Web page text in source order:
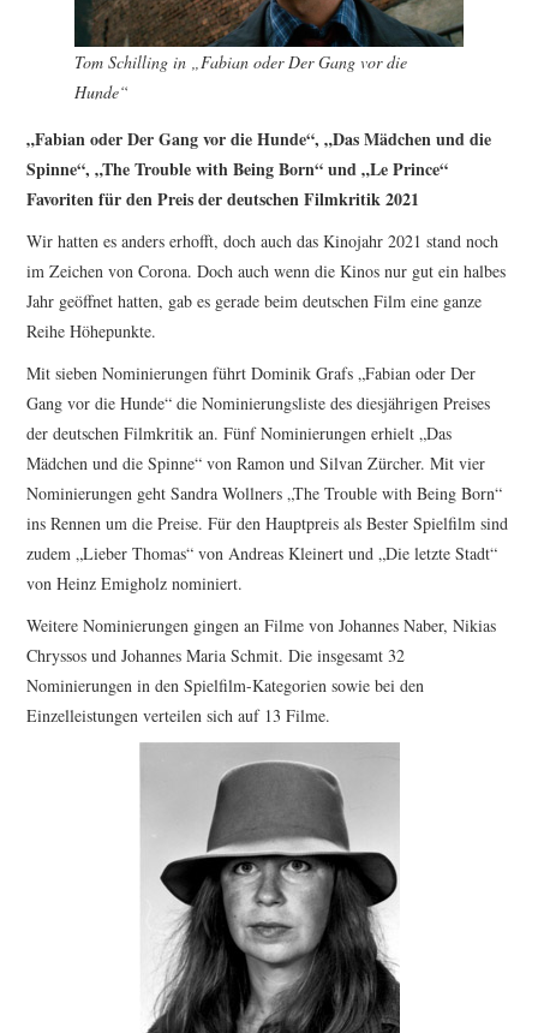
Tom Schilling in „Fabian oder Der Gang vor die
Hunde“
„Fabian oder Der Gang vor die Hunde“, „Das Mädchen und die
Spinne“, „The Trouble with Being Born“ und „Le Prince“
Favoriten für den Preis der deutschen Filmkritik 2021
Wir hatten es anders erhofft, doch auch das Kinojahr 2021 stand noch
im Zeichen von Corona. Doch auch wenn die Kinos nur gut ein halbes
Jahr geöffnet hatten, gab es gerade beim deutschen Film eine ganze
Reihe Höhepunkte.
Mit sieben Nominierungen führt Dominik Grafs „Fabian oder Der
Gang vor die Hunde“ die Nominierungsliste des diesjährigen Preises
der deutschen Filmkritik an. Fünf Nominierungen erhielt „Das
Mädchen und die Spinne“ von Ramon und Silvan Zürcher. Mit vier
Nominierungen geht Sandra Wollners „The Trouble with Being Born“
ins Rennen um die Preise. Für den Hauptpreis als Bester Spielfilm sind
zudem „Lieber Thomas“ von Andreas Kleinert und „Die letzte Stadt“
von Heinz Emigholz nominiert.
Weitere Nominierungen gingen an Filme von Johannes Naber, Nikias
Chryssos und Johannes Maria Schmit. Die insgesamt 32
Nominierungen in den Spielfilm-Kategorien sowie bei den
Einzelleistungen verteilen sich auf 13 Filme.